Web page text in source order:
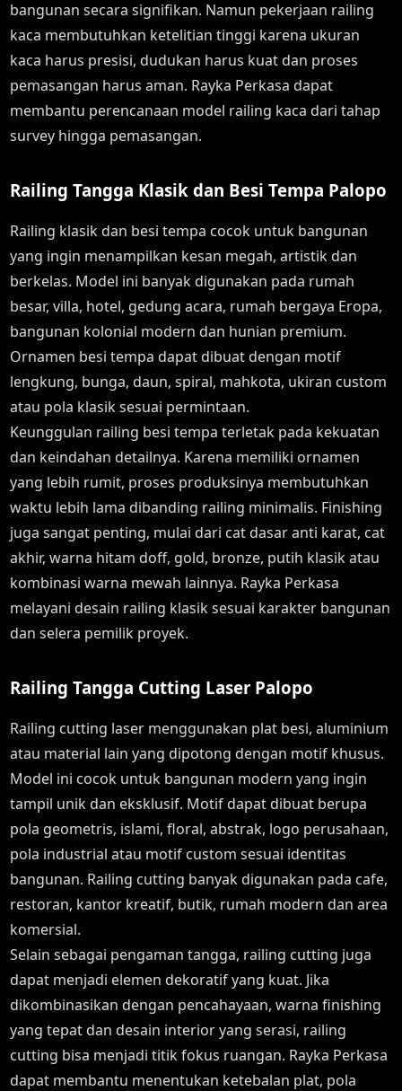
bangunan secara signifikan. Namun pekerjaan railing
kaca membutuhkan ketelitian tinggi karena ukuran
kaca harus presisi, dudukan harus kuat dan proses
pemasangan harus aman. Rayka Perkasa dapat
membantu perencanaan model railing kaca dari tahap
survey hingga pemasangan.
Railing Tangga Klasik dan Besi Tempa Palopo
Railing klasik dan besi tempa cocok untuk bangunan
yang ingin menampilkan kesan megah, artistik dan
berkelas. Model ini banyak digunakan pada rumah
besar, villa, hotel, gedung acara, rumah bergaya Eropa,
bangunan kolonial modern dan hunian premium.
Ornamen besi tempa dapat dibuat dengan motif
lengkung, bunga, daun, spiral, mahkota, ukiran custom
atau pola klasik sesuai permintaan.
Keunggulan railing besi tempa terletak pada kekuatan
dan keindahan detailnya. Karena memiliki ornamen
yang lebih rumit, proses produksinya membutuhkan
waktu lebih lama dibanding railing minimalis. Finishing
juga sangat penting, mulai dari cat dasar anti karat, cat
akhir, warna hitam doff, gold, bronze, putih klasik atau
kombinasi warna mewah lainnya. Rayka Perkasa
melayani desain railing klasik sesuai karakter bangunan
dan selera pemilik proyek.
Railing Tangga Cutting Laser Palopo
Railing cutting laser menggunakan plat besi, aluminium
atau material lain yang dipotong dengan motif khusus.
Model ini cocok untuk bangunan modern yang ingin
tampil unik dan eksklusif. Motif dapat dibuat berupa
pola geometris, islami, floral, abstrak, logo perusahaan,
pola industrial atau motif custom sesuai identitas
bangunan. Railing cutting banyak digunakan pada cafe,
restoran, kantor kreatif, butik, rumah modern dan area
komersial.
Selain sebagai pengaman tangga, railing cutting juga
dapat menjadi elemen dekoratif yang kuat. Jika
dikombinasikan dengan pencahayaan, warna finishing
yang tepat dan desain interior yang serasi, railing
cutting bisa menjadi titik fokus ruangan. Rayka Perkasa
dapat membantu menentukan ketebalan plat, pola